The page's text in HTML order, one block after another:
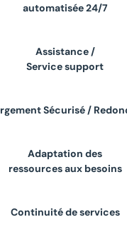
automatisée 24/7
Assistance /
Service support
Sécurisé /
Adaptation des
ressources aux besoins
Continuité de services